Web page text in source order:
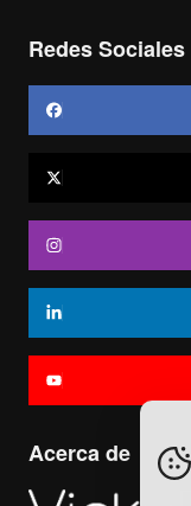
Redes Sociales
Acerca de